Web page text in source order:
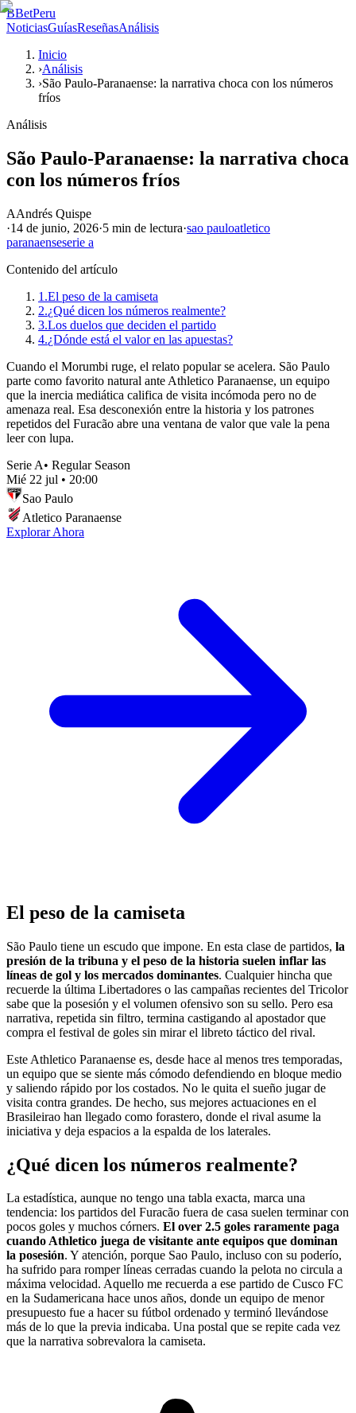
BBetPeru
NoticiasGuíasReseñasAnálisis
Inicio
›Análisis
›São Paulo-Paranaense: la narrativa choca con los números
fríos
Análisis
São Paulo-Paranaense: la narrativa choca
con los números fríos
AAndrés Quispe
·14 de junio, 2026·5 min de lectura·sao pauloatletico
paranaenseserie a
Contenido del artículo
1.El peso de la camiseta
2.¿Qué dicen los números realmente?
3.Los duelos que deciden el partido
4.¿Dónde está el valor en las apuestas?
Cuando el Morumbi ruge, el relato popular se acelera. São Paulo
parte como favorito natural ante Athletico Paranaense, un equipo
que la inercia mediática califica de visita incómoda pero no de
amenaza real. Esa desconexión entre la historia y los patrones
repetidos del Furacão abre una ventana de valor que vale la pena
leer con lupa.
Serie A• Regular Season
Mié 22 jul • 20:00
Sao Paulo
Atletico Paranaense
Explorar Ahora
El peso de la camiseta
São Paulo tiene un escudo que impone. En esta clase de partidos, la
presión de la tribuna y el peso de la historia suelen inflar las
líneas de gol y los mercados dominantes. Cualquier hincha que
recuerde la última Libertadores o las campañas recientes del Tricolor
sabe que la posesión y el volumen ofensivo son su sello. Pero esa
narrativa, repetida sin filtro, termina castigando al apostador que
compra el festival de goles sin mirar el libreto táctico del rival.
Este Athletico Paranaense es, desde hace al menos tres temporadas,
un equipo que se siente más cómodo defendiendo en bloque medio
y saliendo rápido por los costados. No le quita el sueño jugar de
visita contra grandes. De hecho, sus mejores actuaciones en el
Brasileirao han llegado como forastero, donde el rival asume la
iniciativa y deja espacios a la espalda de los laterales.
¿Qué dicen los números realmente?
La estadística, aunque no tengo una tabla exacta, marca una
tendencia: los partidos del Furacão fuera de casa suelen terminar con
pocos goles y muchos córners. El over 2.5 goles raramente paga
cuando Athletico juega de visitante ante equipos que dominan
la posesión. Y atención, porque Sao Paulo, incluso con su poderío,
ha sufrido para romper líneas cerradas cuando la pelota no circula a
máxima velocidad. Aquello me recuerda a ese partido de Cusco FC
en la Sudamericana hace unos años, donde un equipo de menor
presupuesto fue a hacer su fútbol ordenado y terminó llevándose
más de lo que la previa indicaba. Una postal que se repite cada vez
que la narrativa sobrevalora la camiseta.